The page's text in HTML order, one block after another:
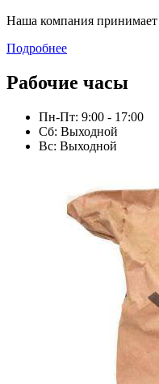
Наша компания
Подробнее
Рабочие часы
Пн-Пт: 9:00 - 17:00
Сб: Выходной
Вс: Выходной